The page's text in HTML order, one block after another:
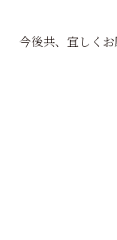
今後共、宜しくお